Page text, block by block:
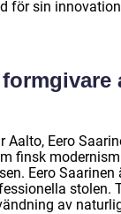
för sin
Eero
finsk
Eero Saarinen
stolen.
av